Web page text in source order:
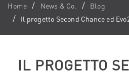
Home News & Co.
Blog
Il progetto Second Chance ed
IL PROGETTO